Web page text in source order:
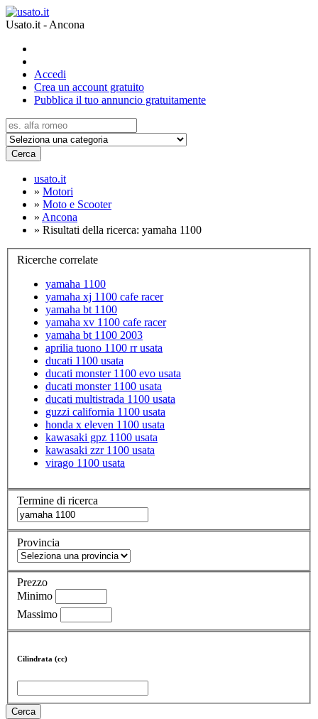
Usato.it - Ancona
Accedi
Crea un account gratuito
Pubblica il tuo annuncio gratuitamente
Cerca
usato.it
» Motori
» Moto e Scooter
» Ancona
» Risultati della ricerca: yamaha 1100
Ricerche correlate
yamaha 1100
yamaha xj 1100 cafe racer
yamaha bt 1100
yamaha xv 1100 cafe racer
yamaha bt 1100 2003
aprilia tuono 1100 rr usata
ducati 1100 usata
ducati monster 1100 evo usata
ducati monster 1100 usata
ducati multistrada 1100 usata
guzzi california 1100 usata
honda x eleven 1100 usata
kawasaki gpz 1100 usata
kawasaki zzr 1100 usata
virago 1100 usata
Termine di ricerca
Provincia
Prezzo
Minimo
Massimo
Cilindrata (cc)
Cerca